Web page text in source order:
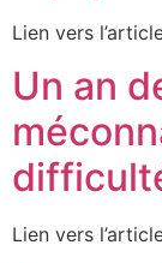
Lien vers
Un an
Lien vers